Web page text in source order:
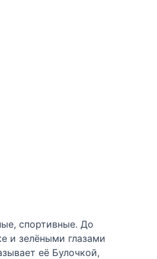
спортивные. До
и зелёными глазами
её Булочкой,